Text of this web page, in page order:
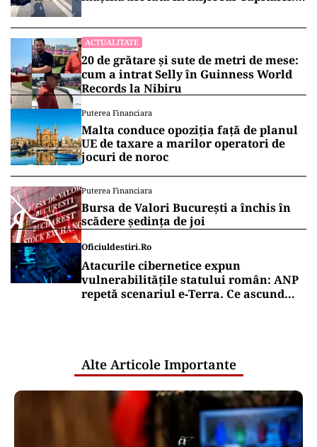
ACTUALITATE
20 de grătare și sute de metri de mese:
cum a intrat Selly în Guinness World
Records la Nibiru
Puterea Financiara
Malta conduce opoziția față de planul
UE de taxare a marilor operatori de
jocuri de noroc
Puterea Financiara
Bursa de Valori București a închis în
scădere ședința de joi
Oficiuldestiri.ro
Atacurile cibernetice expun
vulnerabilitățile statului român: ANP
repetă scenariul e‑Terra. Ce ascund
Alte Articole Importante